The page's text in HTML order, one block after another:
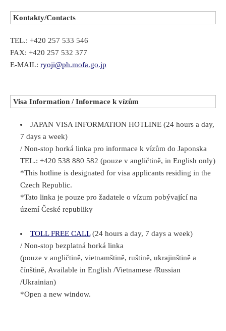
Kontakty/Contacts
TEL.: +420 257 533 546
FAX: +420 257 532 377
E-MAIL: ryoji@ph.mofa.go.jp
Visa Information / Informace k vízům
JAPAN VISA INFORMATION HOTLINE (24 hours a day,
7 days a week)
/ Non-stop horká linka pro informace k vízům do Japonska
TEL.: +420 538 880 582 (pouze v angličtině, in English only)
*This hotline is designated for visa applicants residing in the
Czech Republic.
*Tato linka je pouze pro žadatele o vízum pobývající na
území České republiky
TOLL FREE CALL(24 hours a day, 7 days a week)
/ Non-stop bezplatná horká linka
(pouze v angličtině, vietnamštině, ruštině, ukrajinštině a
čínštině, Available in English /Vietnamese /Russian
/Ukrainian)
*Open a new window.